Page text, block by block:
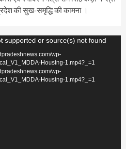
की सुख-समृद्धि की कामना ।
supported or source(s) not found
wp-
Housing-1.mp4?_=1
wp-
Housing-1.mp4?_=1